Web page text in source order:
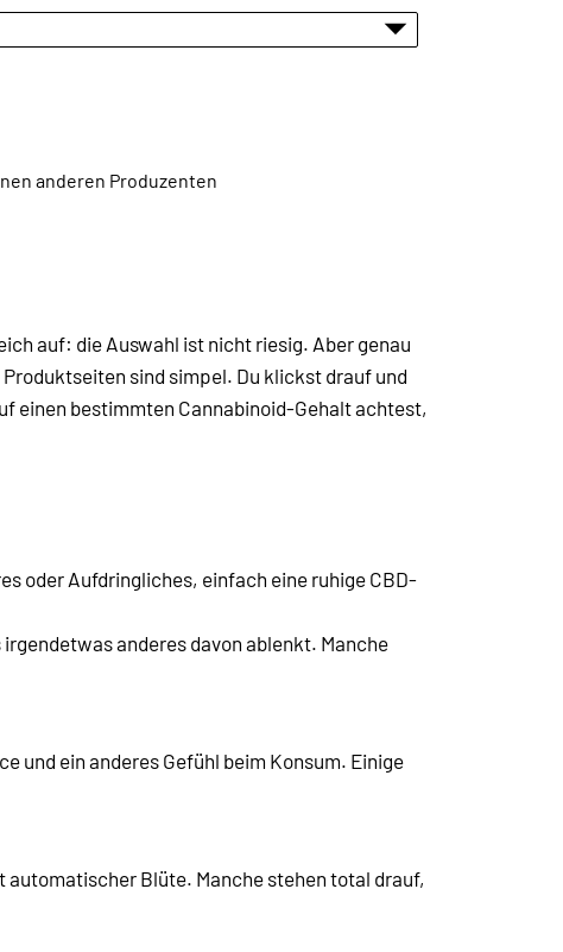
anderen Produzenten
auf: die Auswahl ist nicht riesig. Aber genau
Produktseiten sind simpel. Du klickst drauf und
einen bestimmten Cannabinoid-Gehalt achtest,
oder Aufdringliches, einfach eine ruhige CBD-
anderes davon ablenkt. Manche
und ein anderes Gefühl beim Konsum. Einige
automatischer Blüte. Manche stehen total drauf,